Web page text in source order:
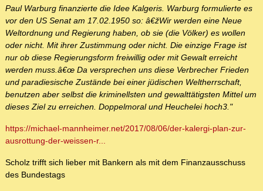
Paul Warburg finanzierte die Idee Kalgeris. Warburg formulierte es
vor den US Senat am 17.02.1950 so: â€žWir werden eine Neue
Weltordnung und Regierung haben, ob sie (die Völker) es wollen
oder nicht. Mit ihrer Zustimmung oder nicht. Die einzige Frage ist
nur ob diese Regierungsform freiwillig oder mit Gewalt erreicht
werden muss.â€œ Da versprechen uns diese Verbrecher Frieden
und paradiesische Zustände bei einer jüdischen Weltherrschaft,
benutzen aber selbst die kriminellsten und gewalttätigsten Mittel um
dieses Ziel zu erreichen. Doppelmoral und Heuchelei hoch3."
https://michael-mannheimer.net/2017/08/06/der-kalergi-plan-zur-
ausrottung-der-weissen-r...
Scholz trifft sich lieber mit Bankern als mit dem Finanzausschuss
des Bundestags